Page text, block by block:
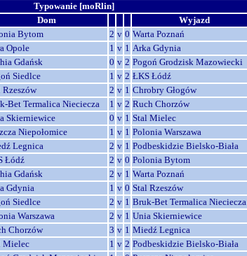
Typowanie [moRlin]
Dom
Wyjazd
Bytom 2 v 0 Warta Poznań
Opole 1 v 1 Arka Gdynia
Gdańsk 0 v 2 Pogoń Grodzisk Mazowiecki
Siedlce 1 v 2 ŁKS Łódź
Rzeszów 2 v 1 Chrobry Głogów
Bet Termalica Nieciecza 1 v 2 Ruch Chorzów
Skierniewice 0 v 1 Stal Mielec
Niepołomice 1 v 1 Polonia Warszawa
Legnica 2 v 1 Podbeskidzie Bielsko-Biała
Łódź 2 v 0 Polonia Bytom
Gdańsk 2 v 1 Warta Poznań
Gdynia 1 v 0 Stal Rzeszów
Siedlce 2 v 1 Bruk-Bet Termalica Nieciecza
Warszawa 2 v 1 Unia Skierniewice
Chorzów 3 v 1 Miedź Legnica
Mielec 1 v 2 Podbeskidzie Bielsko-Biała